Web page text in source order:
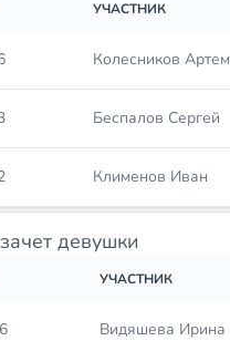
УЧАСТНИК
Колесников Артем
Беспалов Сергей
Клименов Иван
девушки
УЧАСТНИК
Видяшева Ирина